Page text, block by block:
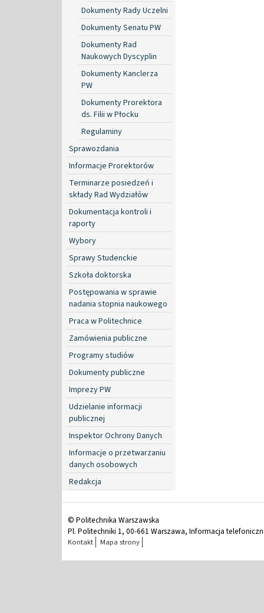
Dokumenty Rady Uczelni
Dokumenty Senatu PW
Dokumenty Rad
Naukowych Dyscyplin
Dokumenty Kanclerza
PW
Dokumenty Prorektora
ds. Filii w Płocku
Regulaminy
Sprawozdania
Informacje Prorektorów
Terminarze posiedzeń i
składy Rad Wydziałów
Dokumentacja kontroli i
raporty
Wybory
Sprawy Studenckie
Szkoła doktorska
Postępowania w sprawie
nadania stopnia naukowego
Praca w Politechnice
Zamówienia publiczne
Programy studiów
Dokumenty publiczne
Imprezy PW
Udzielanie informacji
publicznej
Inspektor Ochrony Danych
Informacje o przetwarzaniu
danych osobowych
Redakcja
© Politechnika Warszawska
Pl. Politechniki 1, 00-661 Warszawa, Informacja
Kontakt Mapa strony